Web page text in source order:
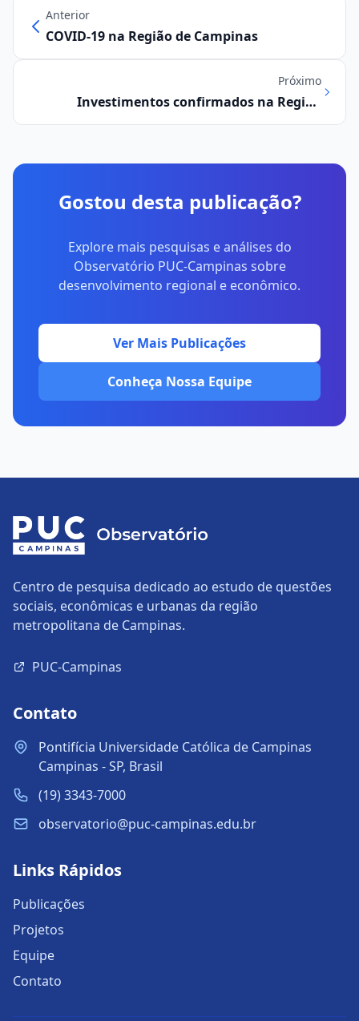
Anterior
COVID-19 na Região de Campinas
Próximo
Investimentos confirmados na Região
Metropolitana de Campinas (2019/2020)
Gostou desta publicação?
Explore mais pesquisas e análises do
Observatório PUC-Campinas sobre
desenvolvimento regional e econômico.
Ver Mais Publicações
Conheça Nossa Equipe
Centro de pesquisa dedicado ao estudo de questões
sociais, econômicas e urbanas da região
metropolitana de Campinas.
PUC-Campinas
Contato
Pontifícia Universidade Católica de Campinas
Campinas - SP, Brasil
(19) 3343-7000
observatorio@puc-campinas.edu.br
Links Rápidos
Publicações
Projetos
Equipe
Contato